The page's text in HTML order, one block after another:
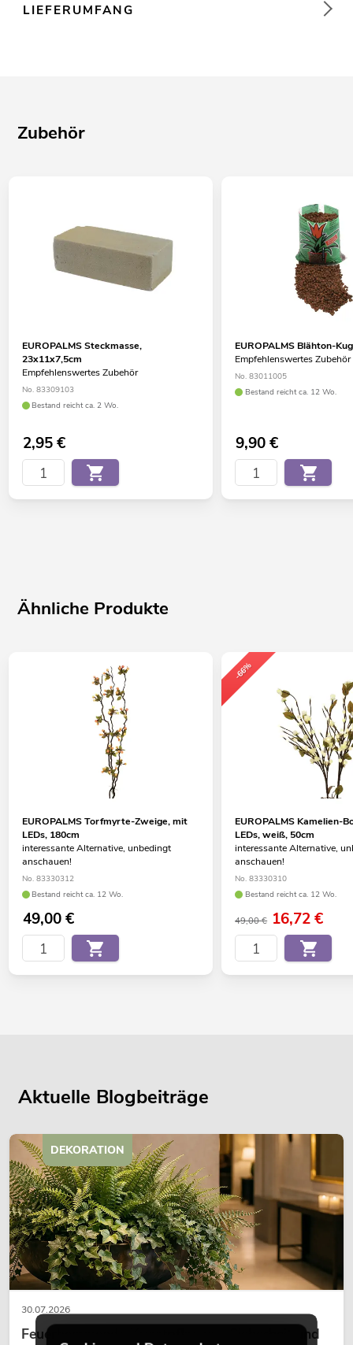
LIEFERUMFANG
Zubehör
EUROPALMS Steckmasse,
23x11x7,5cm
Empfehlenswertes Zubehör
No. 83309103
Bestand reicht ca. 2 Wo.
2,95€
EUROPALMS Blähton-
Empfehlenswertes Zubehör
No. 83011005
Bestand reicht ca. 12 Wo.
9,90€
Ähnliche Produkte
EUROPALMS Torfmyrte-Zweige, mit
LEDs, 180cm
interessante Alternative, unbedingt
anschauen!
No. 83330312
Bestand reicht ca. 12 Wo.
49,00€
-66%
EUROPALMS Kamelien-
LEDs, weiß, 50cm
interessante Alternative,
anschauen!
No. 83330310
Bestand reicht ca. 12 Wo.
49,00 € 16,72€
Aktuelle Blogbeiträge
30.07.2026
Feuerhemmende Kunstpflanzen: Sicherheit und
DEKORATION